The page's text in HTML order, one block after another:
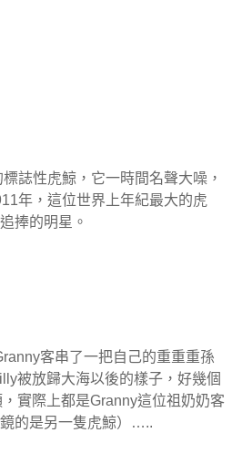
誌性虎鯨，它一時間名聲大噪，
年，這位世界上年紀最大的虎
捧的明星。
客串了一把自己的重重重孫
被放歸大海以後的樣子，好幾個
實際上都是Granny這位祖奶奶客
的是另一隻虎鯨）…..